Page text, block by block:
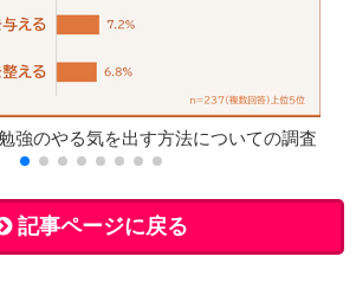
強のやる気を出す方法についての調査
記事ページに戻る